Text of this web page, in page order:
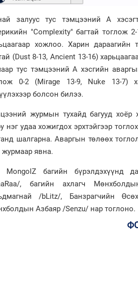
залуус тус тэмцээний А
"Complexity" багтай тоглож
хожлоо. Харин
(Dust 8-13, Ancient 13-16)
тус тэмцээний А хэсгийн
0-2 (Mirage 13-9, Nuke 13-7)
болсон билээ.
журмын тухайд багууд хоёр
нэг удаа хожигдох эрхтэйгээр
шалгарна. Аваргын төлөөх
журмаар явна.
MongolZ багийн бүрэлдэхүүнд
, багийн ахлагч
/bLitz/, Банзрагчийн
Азбаяр /Senzu/ нар тоглоно.